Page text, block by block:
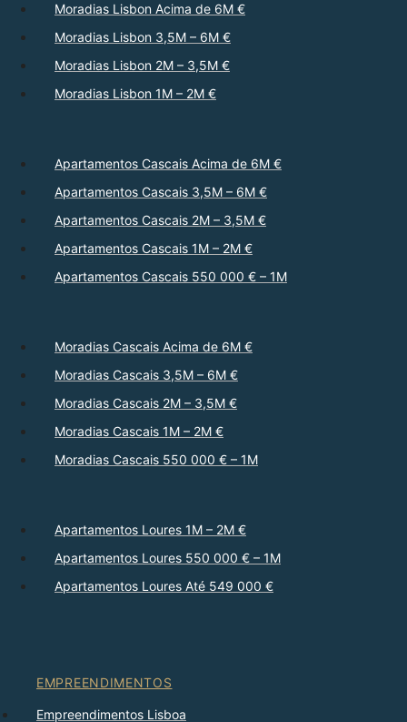
Moradias Lisbon Acima de 6M €
Moradias Lisbon 3,5M – 6M €
Moradias Lisbon 2M – 3,5M €
Moradias Lisbon 1M – 2M €
Apartamentos Cascais Acima de 6M €
Apartamentos Cascais 3,5M – 6M €
Apartamentos Cascais 2M – 3,5M €
Apartamentos Cascais 1M – 2M €
Apartamentos Cascais 550 000 € – 1M
Moradias Cascais Acima de 6M €
Moradias Cascais 3,5M – 6M €
Moradias Cascais 2M – 3,5M €
Moradias Cascais 1M – 2M €
Moradias Cascais 550 000 € – 1M
Apartamentos Loures 1M – 2M €
Apartamentos Loures 550 000 € – 1M
Apartamentos Loures Até 549 000 €
EMPREENDIMENTOS
Empreendimentos Lisboa